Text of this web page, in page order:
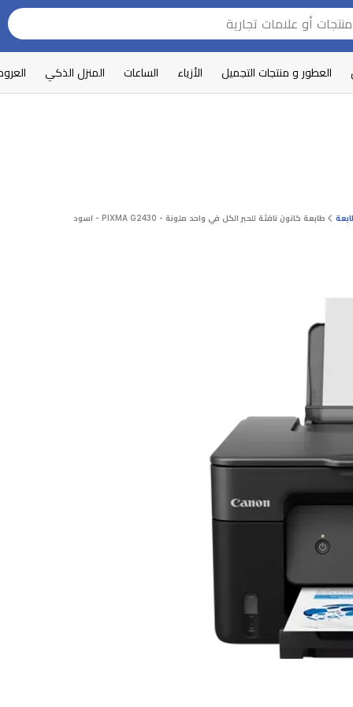
العطور و منتجات التجميل الأزياء الساعات المنزل الذكي
طابعة كانون نافثة للحبر الكل في واحد ملونة - PIXMA G2430 - اسود